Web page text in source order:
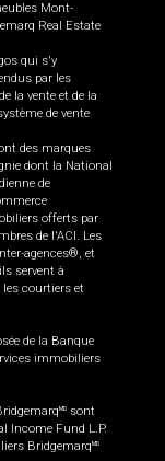
Mont-
Real Estate
qui s'y
par les
la vente et de la
de vente
des marques
dont la National
de
offerts par
de l'ACI. Les
agences®, et
servent à
courtiers et
de la Banque
immobiliers
MD
sont
Income Fund L.P.
BridgemarqMD